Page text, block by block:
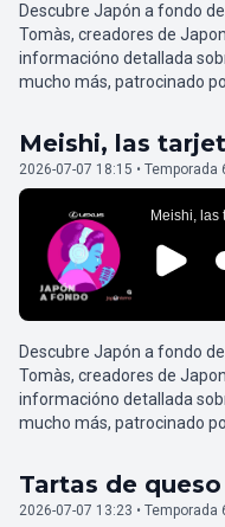
Descubre Japón a fondo
Tomàs, creadores de
informacióno detallada
mucho más, patrocinado
Meishi, las
2026-07-07 18:15 • Temporada
Descubre Japón a fondo
Tomàs, creadores de
informacióno detallada
mucho más, patrocinado
Tartas de
2026-07-07 13:23 • Temporada